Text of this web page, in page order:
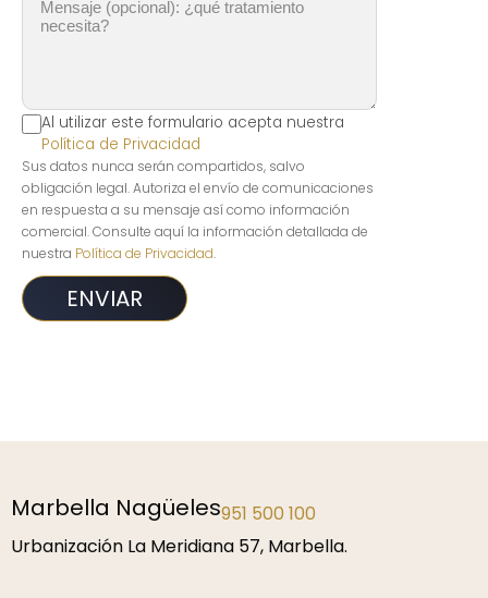
Al utilizar este formulario acepta nuestra
Política de Privacidad
Sus datos nunca serán compartidos, salvo
obligación legal. Autoriza el envío de comunicaciones
en respuesta a su mensaje así como información
comercial. Consulte aquí la información detallada de
nuestra Política de Privacidad.
Málaga952 229 192
P.º de la Farola 1, 29016 Málaga.